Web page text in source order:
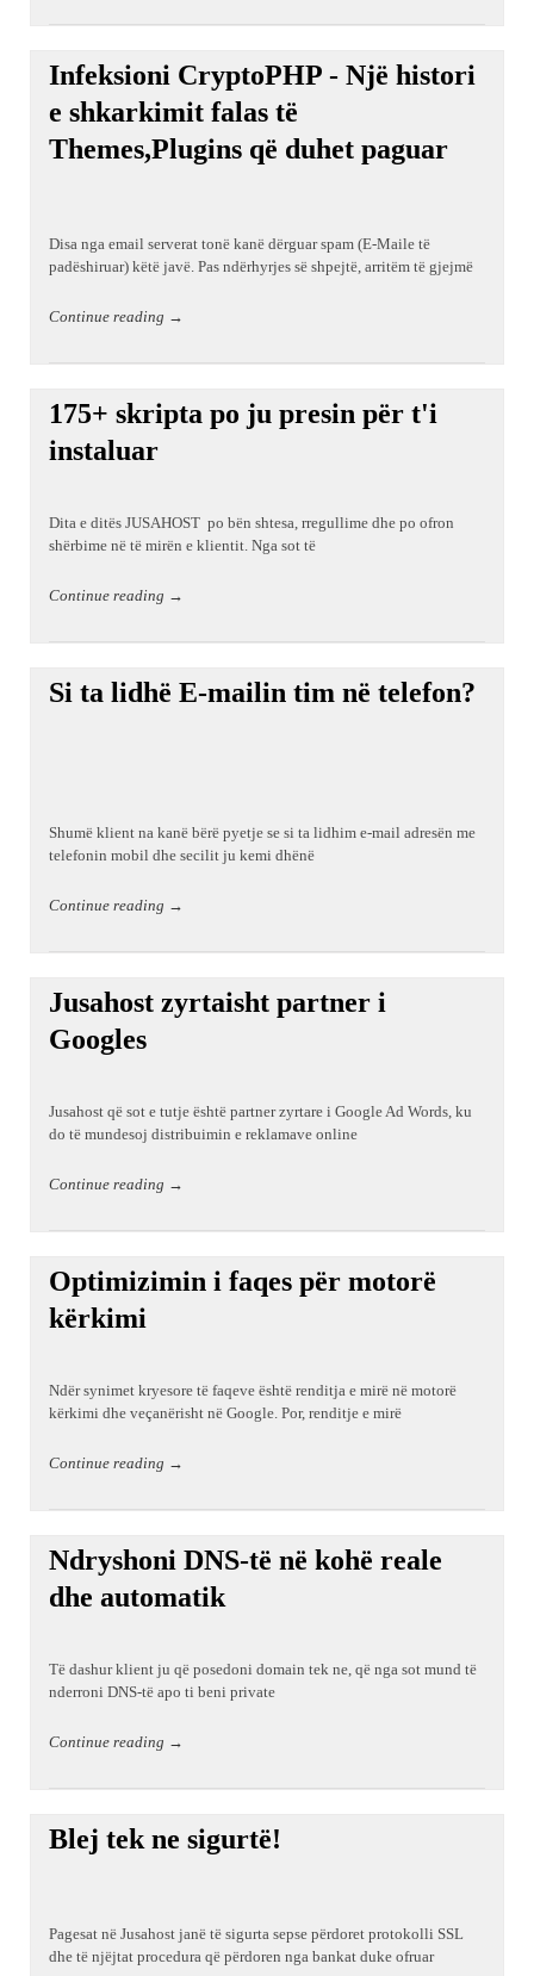
Infeksioni CryptoPHP - Një histori
e shkarkimit falas të
Themes,Plugins që duhet paguar
Disa nga email serverat tonë kanë dërguar spam (E-Maile të
padëshiruar) këtë javë. Pas ndërhyrjes së shpejtë, arritëm të gjejmë
Continue reading →
175+ skripta po ju presin për t'i
instaluar
Dita e ditës JUSAHOST po bën shtesa, rregullime dhe po ofron
shërbime në të mirën e klientit. Nga sot të
Continue reading →
Si ta lidhë E-mailin tim në telefon?
Shumë klient na kanë bërë pyetje se si ta lidhim e-mail adresën me
telefonin mobil dhe secilit ju kemi dhënë
Continue reading →
Jusahost zyrtaisht partner i
Googles
Jusahost që sot e tutje është partner zyrtare i Google Ad Words, ku
do të mundesoj distribuimin e reklamave online
Continue reading →
Optimizimin i faqes për motorë
kërkimi
Ndër synimet kryesore të faqeve është renditja e mirë në motorë
kërkimi dhe veçanërisht në Google. Por, renditje e mirë
Continue reading →
Ndryshoni DNS-të në kohë reale
dhe automatik
Të dashur klient ju që posedoni domain tek ne, që nga sot mund të
nderroni DNS-të apo ti beni private
Continue reading →
Blej tek ne sigurtë!
Pagesat në Jusahost janë të sigurta sepse përdoret protokolli SSL
dhe të njëjtat procedura që përdoren nga bankat duke ofruar